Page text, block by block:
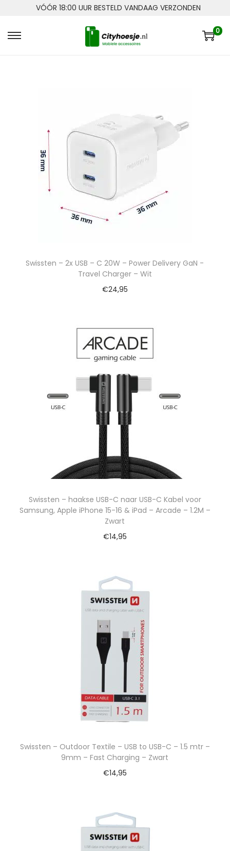
VÓÓR 18:00 UUR BESTELD VANDAAG VERZONDEN
0
Swissten – 2x USB – C 20W – Power Delivery GaN -
Travel Charger – Wit
€24,95
Swissten – haakse USB-C naar USB-C Kabel voor
Samsung, Apple iPhone 15-16 & iPad – Arcade – 1.2M –
Zwart
€14,95
Swissten – Outdoor Textile – USB to USB-C – 1.5 mtr –
9mm – Fast Charging – Zwart
€14,95